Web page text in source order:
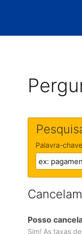
Palavra-
Posso
Sim! As taxas